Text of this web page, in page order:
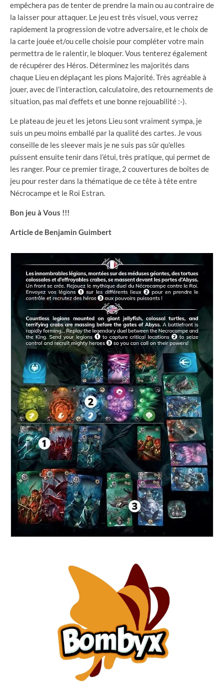
empêchera pas de tenter de prendre la main ou au contraire de
la laisser pour attaquer. Le jeu est très visuel, vous verrez
rapidement la progression de votre adversaire, et le choix de
la carte jouée et/ou celle choisie pour compléter votre main
permettra de le ralentir, le bloquer. Vous tenterez également
de récupérer des Héros. Déterminez les majorités dans
chaque Lieu en déplaçant les pions Majorité. Très agréable à
jouer, avec de l’interaction, calculatoire, des retournements de
situation, pas mal d’effets et une bonne rejouabilité :-).
Le plateau de jeu et les jetons Lieu sont vraiment sympa, je
suis un peu moins emballé par la qualité des cartes. Je vous
conseille de les sleever mais je ne suis pas sûr qu’elles
puissent ensuite tenir dans l’étui, très pratique, qui permet de
les ranger. Pour ce premier tirage, 2 couvertures de boîtes de
jeu pour rester dans la thématique de ce tête à tête entre
Nécrocampe et le Roi Estran.
Bon jeu à Vous !!!
Article de Benjamin Guimbert